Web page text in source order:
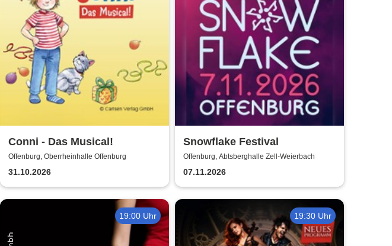
Conni - Das Musical!
Offenburg, Oberrheinhalle Offenburg
31.10.2026
Snowflake Festival
Offenburg, Abtsberghalle Zell-Weierbach
07.11.2026
19:00 Uhr 19:30 Uhr